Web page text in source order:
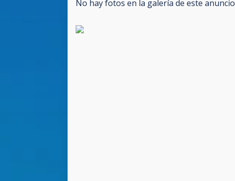
No hay fotos en la galería de este anuncio